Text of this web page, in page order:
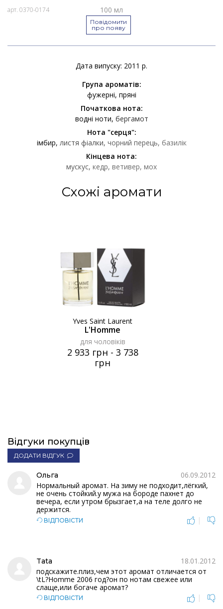
арт. 0370-0174 100 мл
Повідомити
про появу
Дата випуску: 2011 р.
Група ароматів:
фужерні пряні
Початкова нота:
водні ноти бергамот
Нота "серця":
імбир листя фіалки чорний перець базилік
Кінцева нота:
мускус кедр ветивер мох
Схожі аромати
Yves Saint Laurent
L'Homme
для чоловіків
2 933 грн - 3 738
грн
Відгуки покупців
ДОДАТИ ВІДГУК
Ольга
06.09.2012
Нормальный аромат. На зиму не подходит,лёгкий,
не очень стойкий.у мужа на бороде пахнет до
вечера, если утром брызгает,а на теле долго не
держится.
ВІДПОВІСТИ |
Tata
18.01.2012
подскажите.плиз,чем этот аромат отличается от
\tL?Homme 2006 год?он по нотам свежее или
слаще,или богаче аромат?
ВІДПОВІСТИ |